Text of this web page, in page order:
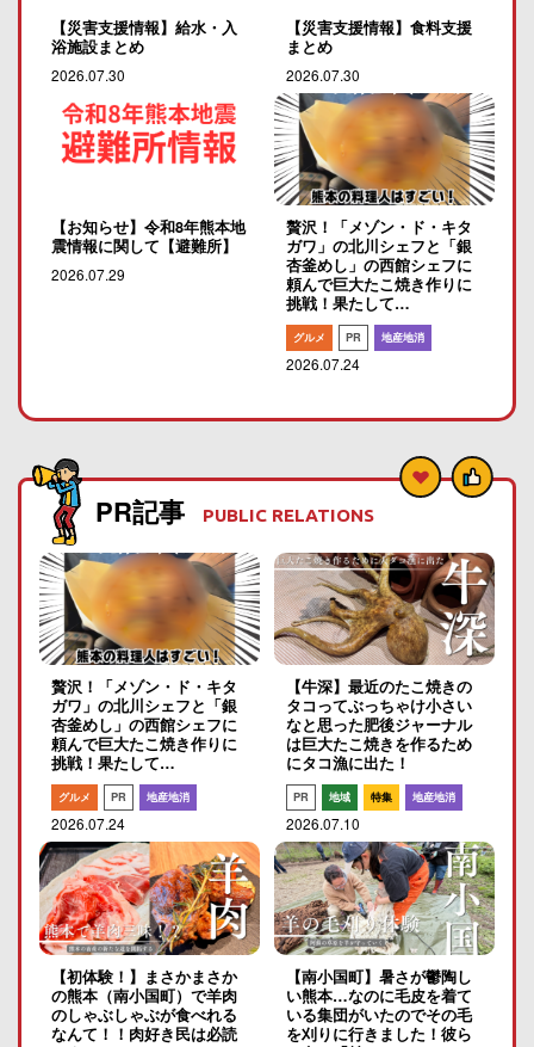
【災害支援情報】給水・入
浴施設まとめ
2026.07.30
【災害支援情報】食料支援
まとめ
2026.07.30
【お知らせ】令和8年熊本地
震情報に関して【避難所】
2026.07.29
贅沢！「メゾン・ド・キタ
ガワ」の北川シェフと「銀
杏釜めし」の西館シェフに
頼んで巨大たこ焼き作りに
挑戦！果たして…
グルメ PR 地産地消
2026.07.24
PR記事 PUBLIC RELATIONS
贅沢！「メゾン・ド・キタ
ガワ」の北川シェフと「銀
杏釜めし」の西館シェフに
頼んで巨大たこ焼き作りに
挑戦！果たして…
グルメ PR 地産地消
2026.07.24
【牛深】最近のたこ焼きの
タコってぶっちゃけ小さい
なと思った肥後ジャーナル
は巨大たこ焼きを作るため
にタコ漁に出た！
PR 地域 特集 地産地消
2026.07.10
【初体験！】まさかまさか
の熊本（南小国町）で羊肉
のしゃぶしゃぶが食べれる
なんて！！肉好き民は必読
【南小国町】暑さが鬱陶し
い熊本…なのに毛皮を着て
いる集団がいたのでその毛
を刈りに行きました！彼ら